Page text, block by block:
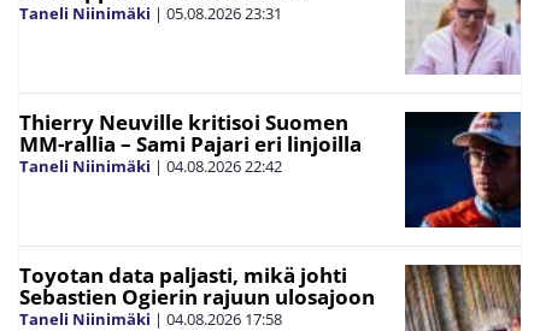
Taneli Niinimäki | 05.08.202623:31
Thierry Neuville kritisoi Suomen
MM-rallia – Sami Pajari eri linjoilla
Taneli Niinimäki | 04.08.202622:42
Toyotan data paljasti, mikä johti
Sebastien Ogierin rajuun ulosajoon
Taneli Niinimäki | 04.08.2026 17:58